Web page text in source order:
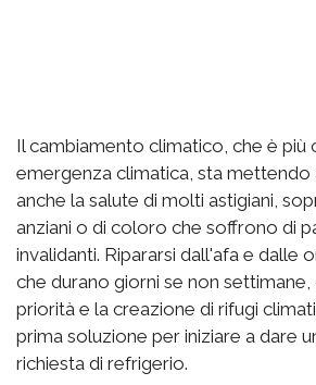
Il cambiamento climatico, che è
emergenza climatica, sta mettendo
anche la salute di molti astigiani,
anziani o di coloro che soffrono di
invalidanti. Ripararsi dall'afa e dalle
che durano giorni se non settimane,
priorità e la creazione di rifugi
prima soluzione per iniziare a dare
richiesta di refrigerio.